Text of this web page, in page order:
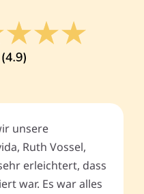
unsere
Ruth Vossel,
erleichtert, dass
war. Es war alles